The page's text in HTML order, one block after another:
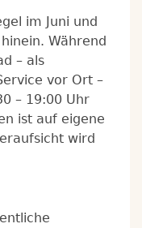
im Juni und
Während
– als
vor Ort –
– 19:00 Uhr
ist auf eigene
wird